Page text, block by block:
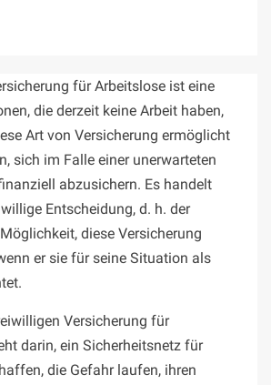
für Arbeitslose ist eine
die derzeit keine Arbeit haben,
Art von Versicherung ermöglicht
sich im Falle einer unerwarteten
abzusichern. Es handelt
Entscheidung, d. h. der
diese Versicherung
er sie für seine Situation als
Versicherung für
darin, ein Sicherheitsnetz für
die Gefahr laufen, ihren